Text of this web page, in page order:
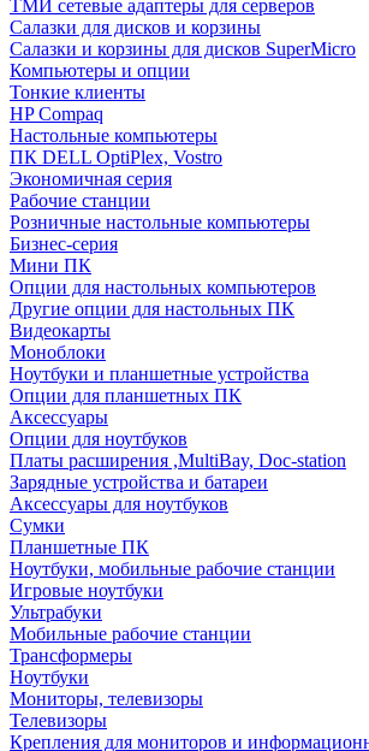
ТМИ сетевые адаптеры для серверов
Салазки для дисков и корзины
Салазки и корзины для дисков SuperMicro
Компьютеры и опции
Тонкие клиенты
HP Compaq
Настольные компьютеры
ПК DELL OptiPlex, Vostro
Экономичная серия
Рабочие станции
Розничные настольные компьютеры
Бизнес-серия
Мини ПК
Опции для настольных компьютеров
Другие опции для настольных ПК
Видеокарты
Моноблоки
Ноутбуки и планшетные устройства
Опции для планшетных ПК
Аксессуары
Опции для ноутбуков
Платы расширения ,MultiBay, Doc-station
Зарядные устройства и батареи
Аксессуары для ноутбуков
Сумки
Планшетные ПК
Ноутбуки, мобильные рабочие станции
Игровые ноутбуки
Ультрабуки
Мобильные рабочие станции
Трансформеры
Ноутбуки
Мониторы, телевизоры
Телевизоры
Крепления для мониторов и